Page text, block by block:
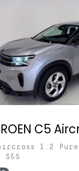
Voltante
C5
1.2
S&S